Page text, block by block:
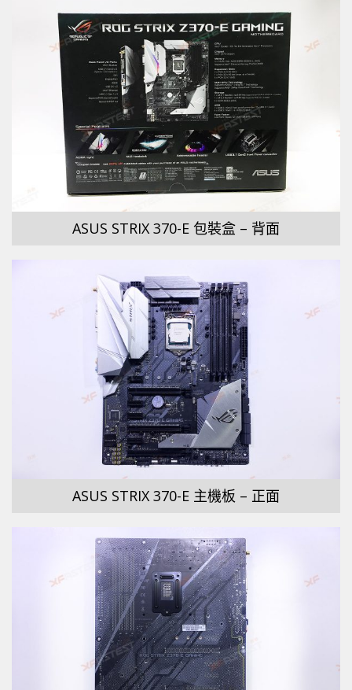
ASUS STRIX 370-E 包裝盒 – 背面
ASUS STRIX 370-E 主機板 – 正面